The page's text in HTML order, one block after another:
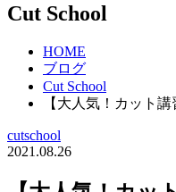
Cut School
HOME
ブログ
Cut School
【大人気！カット
cutschool
2021.08.26